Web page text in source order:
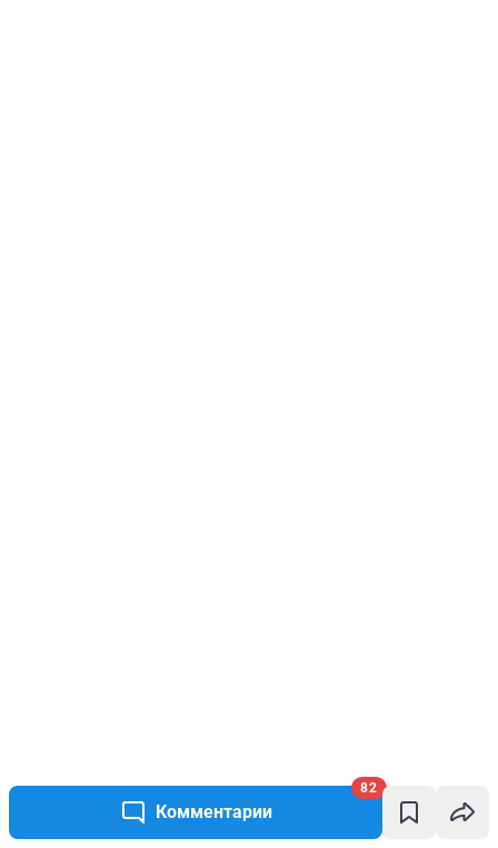
Комментарии
82